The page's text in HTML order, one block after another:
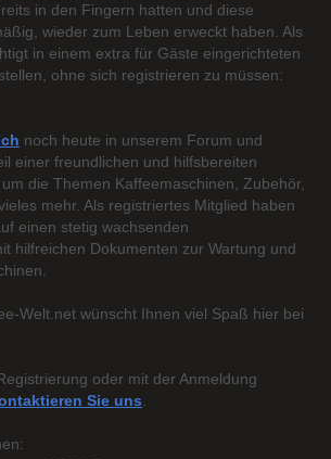
in den Fingern hatten und diese
wieder zum Leben erweckt haben. Als
in einem extra für Gäste eingerichteten
ohne sich registrieren zu müssen:
noch heute in unserem Forum und
einer freundlichen und hilfsbereiten
die Themen Kaffeemaschinen, Zubehör,
mehr. Als registriertes Mitglied haben
einen stetig wachsenden
hilfreichen Dokumenten zur Wartung und
Welt.net wünscht Ihnen viel Spaß hier bei
oder mit der Anmeldung
Sie uns